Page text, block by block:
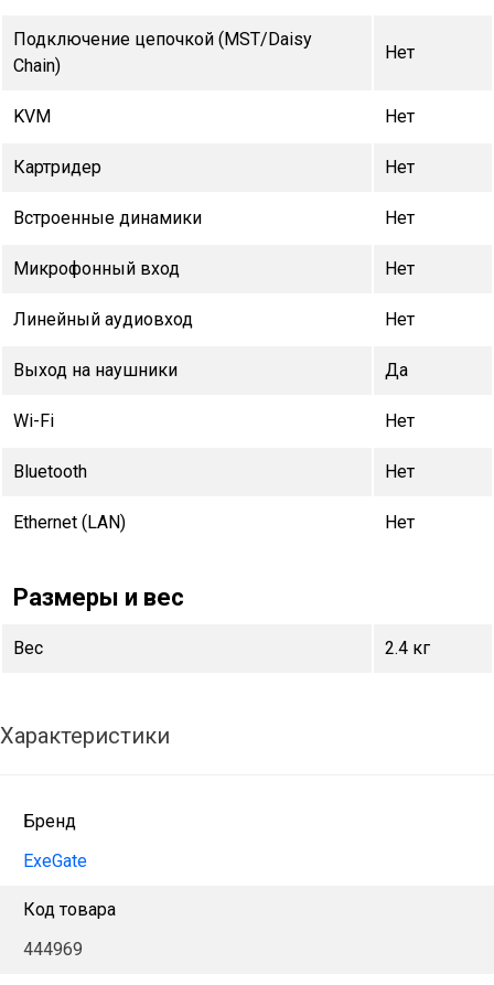
Подключение цепочкой (MST/Daisy
Chain)
Нет
KVM Нет
Картридер Нет
Встроенные динамики Нет
Микрофонный вход Нет
Линейный аудиовход Нет
Выход на наушники Да
Wi-Fi Нет
Bluetooth Нет
Ethernet (LAN) Нет
Размеры и вес
Вес 2.4 кг
Характеристики
Бренд
ExeGate
Код товара
444969